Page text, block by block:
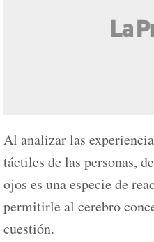
Al analizar las
táctiles de las personas,
ojos es una especie de
permitirle al cerebro
cuestión.